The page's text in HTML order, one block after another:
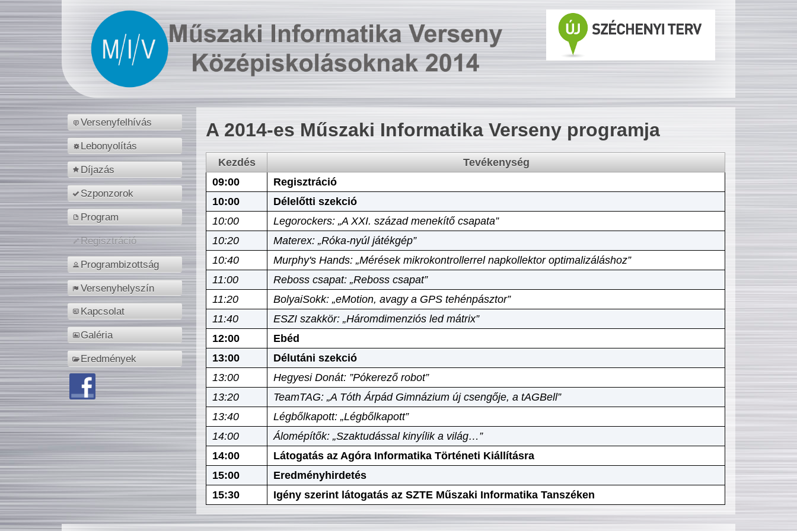
Versenyfelhívás
Lebonyolítás
Díjazás
Szponzorok
Program
Regisztráció
Programbizottság
Versenyhelyszín
Kapcsolat
Galéria
Eredmények
A 2014-es Műszaki Informatika Verseny programja
Kezdés
Tevékenység
09:00
Regisztráció
10:00
Délelőtti szekció
10:00
Legorockers: „A XXI. század menekítő csapata”
10:20
Materex: „Róka-nyúl játékgép”
10:40
Murphy's Hands: „Mérések mikrokontrollerrel napkollektor optimalizáláshoz”
11:00
Reboss csapat: „Reboss csapat”
11:20
BolyaiSokk: „eMotion, avagy a GPS tehénpásztor”
11:40
ESZI szakkör: „Háromdimenziós led mátrix”
12:00
Ebéd
13:00
Délutáni szekció
13:00
Hegyesi Donát: ”Pókerező robot”
13:20
TeamTAG: „A Tóth Árpád Gimnázium új csengője, a tAGBell”
13:40
Légbőlkapott: „Légbőlkapott”
14:00
Álomépítők: „Szaktudással kinyílik a világ…”
14:00
Látogatás az Agóra Informatika Történeti Kiállításra
15:00
Eredményhirdetés
15:30
Igény szerint látogatás az SZTE Műszaki Informatika Tanszéken